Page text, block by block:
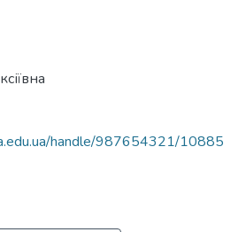
handle/987654321/10885